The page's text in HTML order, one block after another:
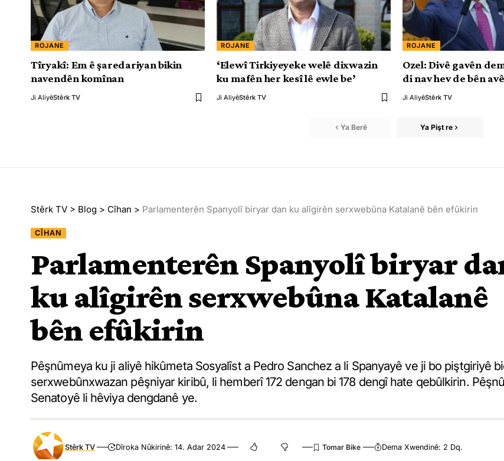
ROJANE
Tîryakî: Em ê şaredariyan bikin
navendên komînan
Ji AliyêStêrk TV
ROJANE
‘Elewî Tirkiyeyeke welê dixwazin
ku mafên her kesî lê ewle be’
Ji AliyêStêrk TV
ROJANE
Ozel: Divê gavên
di nav hev de bên
Ji AliyêStêrk TV
Ya Berê Ya Pişt re
Stêrk TV > Blog > Cîhan > Parlamenterên Spanyolî biryar dan ku alîgirên serxwebûna Katalanê bên efûkirin
CÎHAN
Parlamenterên Spanyolî biryar
ku alîgirên serxwebûna Katalanê
bên efûkirin
Pêşnûmeya ku ji aliyê hikûmeta Sosyalîst a Pedro Sanchez a li Spanyayê ve ji bo piştgiriyê
serxwebûnxwazan pêşniyar kiribû, li hemberî 172 dengan bi 178 dengî hate qebûlkirin.
Senatoyê li hêviya dengdanê ye.
Stêrk TV Dîroka Nûkirinê: 14. Adar 2024 Dema Xwendinê: 2 Dq.